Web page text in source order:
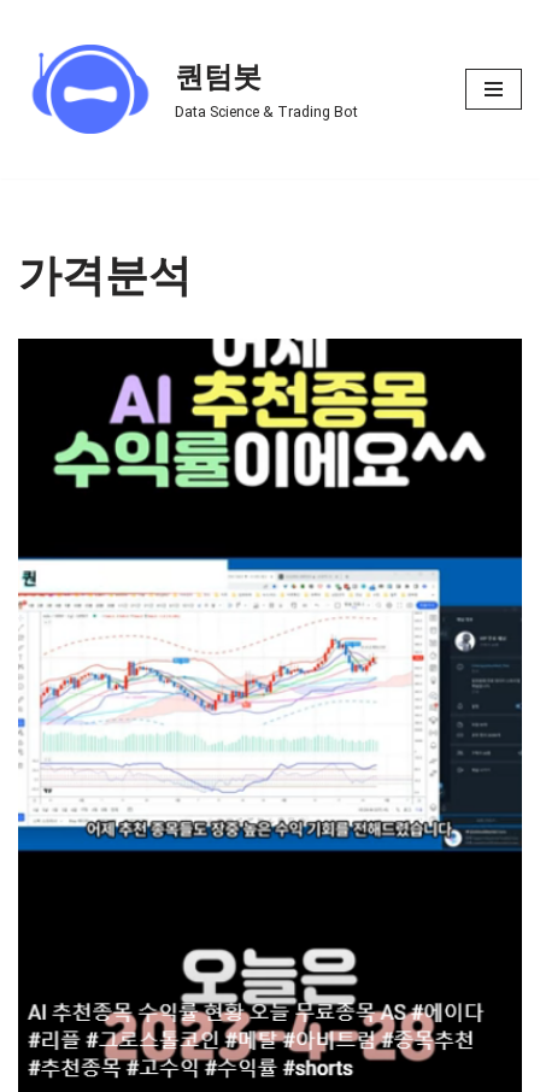
Skip
to
content
퀀텀봇
Data Science & Trading Bot
가격분석